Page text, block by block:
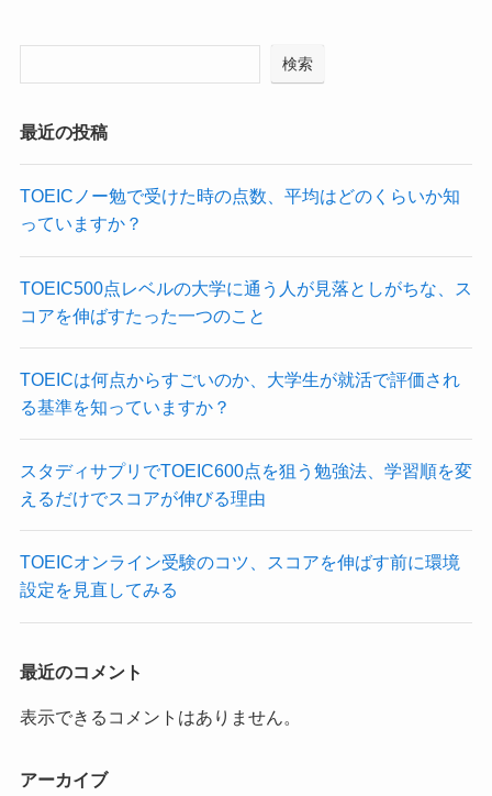
検索
最近の投稿
TOEICノー勉で受けた時の点数、平均はどのくらいか知
っていますか？
TOEIC500点レベルの大学に通う人が見落としがちな、ス
コアを伸ばすたった一つのこと
TOEICは何点からすごいのか、大学生が就活で評価され
る基準を知っていますか？
スタディサプリでTOEIC600点を狙う勉強法、学習順を変
えるだけでスコアが伸びる理由
TOEICオンライン受験のコツ、スコアを伸ばす前に環境
設定を見直してみる
最近のコメント
表示できるコメントはありません。
アーカイブ